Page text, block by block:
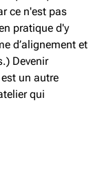
ce n'est pas
pratique d'y
d’alignement et
Devenir
un autre
qui